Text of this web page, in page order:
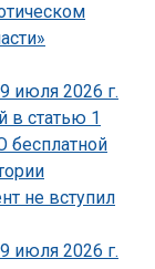
июля 2026 г.
в статью 1
бесплатной
не вступил
июля 2026 г.